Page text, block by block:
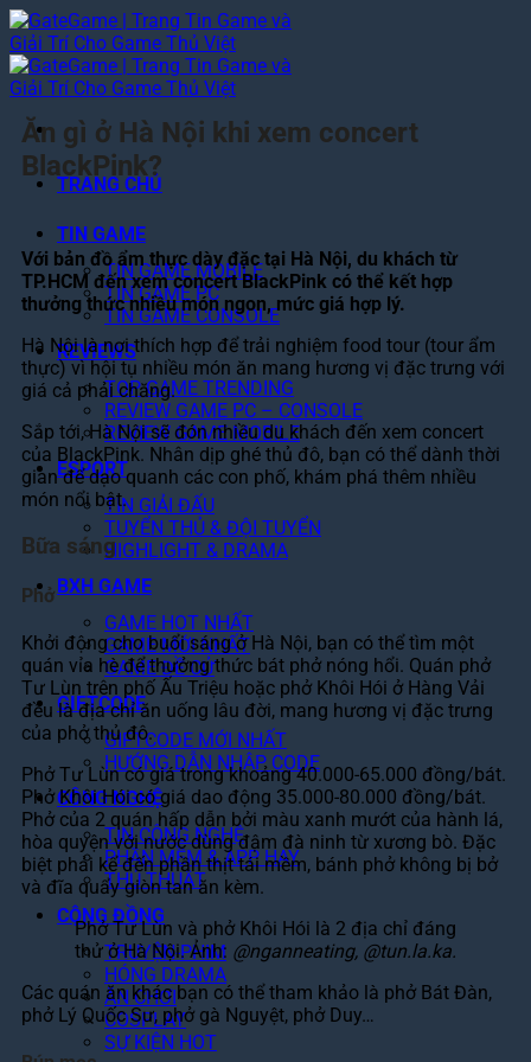
Bỏ
qua
nội
dung
TRANG CHỦ
TIN GAME
TIN GAME MOBILE
TIN GAME PC
TIN GAME CONSOLE
REVIEWS
TOP GAME TRENDING
REVIEW GAME PC – CONSOLE
REVIEW GAME MOBILE
ESPORT
TIN GIẢI ĐẤU
TUYỂN THỦ & ĐỘI TUYỂN
HIGHLIGHT & DRAMA
BXH GAME
GAME HOT NHẤT
GAME MỚI NHẤT
GAME ĐỀ CỬ
GIFTCODE
GIFTCODE MỚI NHẤT
HƯỚNG DẪN NHẬP CODE
CÔNG NGHỆ
TIN CÔNG NGHỆ
PHẦN MỀM & APP HAY
THỦ THUẬT
CỘNG ĐỒNG
TRUYỆN-PHIM
HÓNG DRAMA
ĂN CHƠI
COSPLAY
SỰ KIỆN HOT
Ăn gì ở Hà Nội khi xem concert
BlackPink?
Với bản đồ ẩm thực dày đặc tại Hà Nội, du khách từ
TP.HCM đến xem concert BlackPink có thể kết hợp
thưởng thức nhiều món ngon, mức giá hợp lý.
Hà Nội là nơi thích hợp để trải nghiệm food tour (tour ẩm
thực) vì hội tụ nhiều món ăn mang hương vị đặc trưng với
giá cả phải chăng.
Sắp tới, Hà Nội sẽ đón nhiều du khách đến xem concert
của BlackPink. Nhân dịp ghé thủ đô, bạn có thể dành thời
gian để dạo quanh các con phố, khám phá thêm nhiều
món nổi bật.
Bữa sáng
Phở
Khởi động cho buổi sáng ở Hà Nội, bạn có thể tìm một
quán vỉa hè để thưởng thức bát phở nóng hổi. Quán phở
Tư Lùn trên phố Ấu Triệu hoặc phở Khôi Hói ở Hàng Vải
đều là địa chỉ ăn uống lâu đời, mang hương vị đặc trưng
của phở thủ đô.
Phở Tư Lùn có giá trong khoảng 40.000-65.000 đồng/bát.
Phở Khôi Hói có giá dao động 35.000-80.000 đồng/bát.
Phở của 2 quán hấp dẫn bởi màu xanh mướt của hành lá,
hòa quyện với nước dùng đậm đà ninh từ xương bò. Đặc
biệt phải kể đến phần thịt tái mềm, bánh phở không bị bở
và đĩa quẩy giòn tan ăn kèm.
Phở Tư Lùn và phở Khôi Hói là 2 địa chỉ đáng
thử ở Hà Nội. Ảnh: @nganneating, @tun.la.ka.
Các quán ăn khác bạn có thể tham khảo là phở Bát Đàn,
phở Lý Quốc Sư, phở gà Nguyệt, phở Duy…